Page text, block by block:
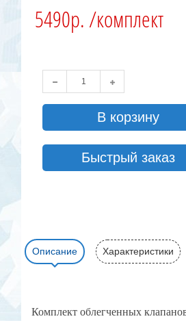
5490р. /комплект
В корзину
Быстрый заказ
Описание Характеристики
Комплект облегченных